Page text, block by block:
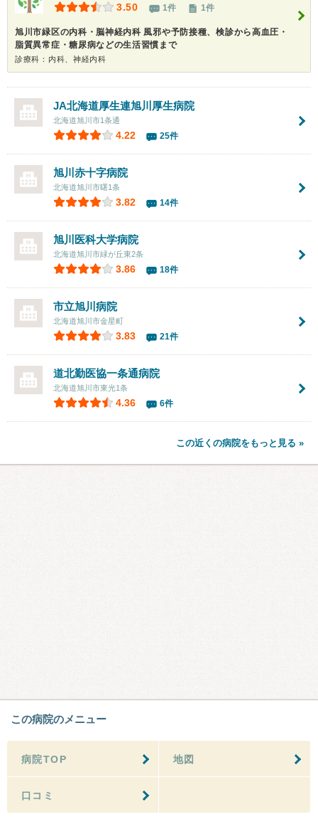
3.50 1件 1件
旭川市緑区の内科・脳神経内科 風邪や予防接種、検診から高血圧・
脂質異常症・糖尿病などの生活習慣まで
診療科：内科、神経内科
JA北海道厚生連旭川厚生病院
北海道旭川市1条通
4.22 25件
旭川赤十字病院
北海道旭川市曙1条
3.82 14件
旭川医科大学病院
北海道旭川市緑が丘東2条
3.86 18件
市立旭川病院
北海道旭川市金星町
3.83 21件
道北勤医協一条通病院
北海道旭川市東光1条
4.36 6件
この近くの病院をもっと見る »
この病院のメニュー
病院TOP 地図
口コミ